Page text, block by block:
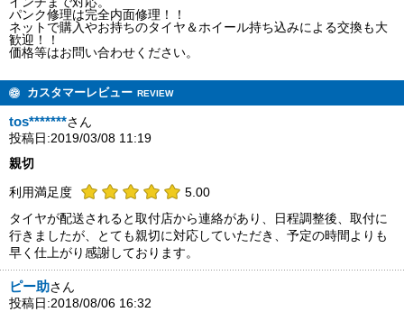
パンク修理は完全内面修理！！
ネットで購入やお持ちのタイヤ＆ホイール持ち込みによる交換も大
歓迎！！
価格等はお問い合わせください。
カスタマーレビュー REVIEW
tos*******さん
投稿日:2019/03/08 11:19
親切
利用満足度
5.00
タイヤが配送されると取付店から連絡があり、日程調整後、取付に
行きましたが、とても親切に対応していただき、予定の時間よりも
早く仕上がり感謝しております。
ピー助さん
投稿日:2018/08/06 16:32